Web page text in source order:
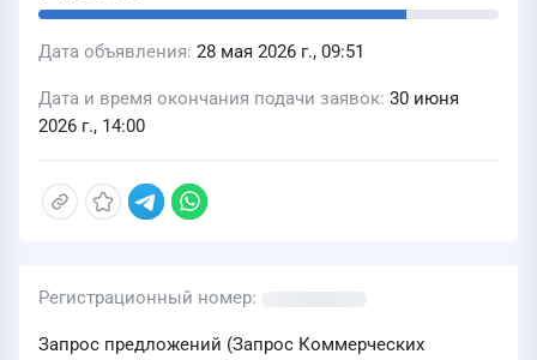
Дата объявления 28 мая 2026 г., 09:51
Дата и время окончания подачи заявок 30 июня
2026 г., 14:00
Регистрационный номер
Запрос предложений (Запрос Коммерческих